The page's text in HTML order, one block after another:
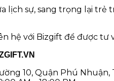
lịch sự, sang trọng lại
hệ với Bizgift để được tư
10, Quận Phú Nhuận,